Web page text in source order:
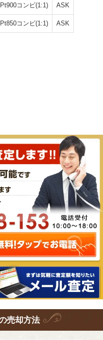
コンビ(1:1) ASK
コンビ(1:1) ASK
売却方法